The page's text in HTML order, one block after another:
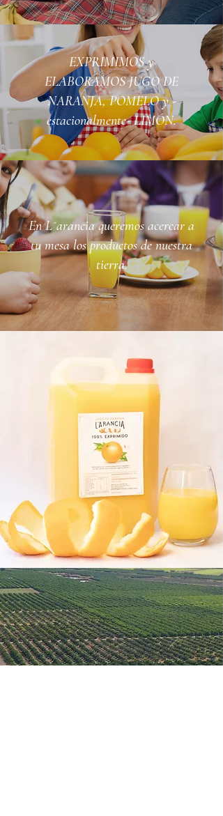
EXPRIMIMOS y
ELABORAMOS JUGO DE
NARANJA, POMELO y -
estacionalmente- LIMÓN.
En L´arancia queremos acercar a
tu mesa los productos de nuestra
tierra.